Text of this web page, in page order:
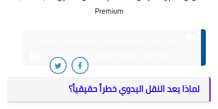
Premium
لحظة وقوع الكارثة الرقمية، وليس بعدها."
لماذا يعد النقل اليدوي خطراً حقيقياً؟